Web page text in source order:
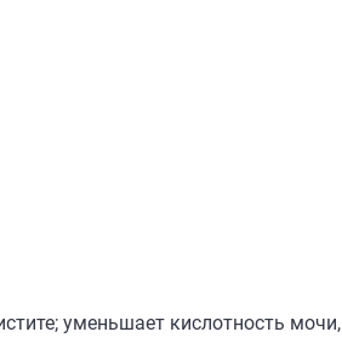
уменьшает кислотность мочи,